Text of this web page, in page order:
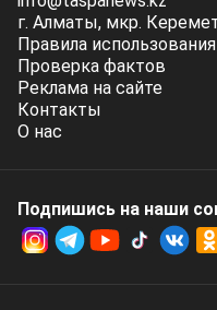
г. Алматы, мкр.
Правила
Проверка фактов
Реклама на сайте
Контакты
О нас
Подпишись на наши